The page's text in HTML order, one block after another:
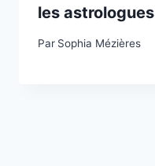
les astrologues
Par Sophia Mézières